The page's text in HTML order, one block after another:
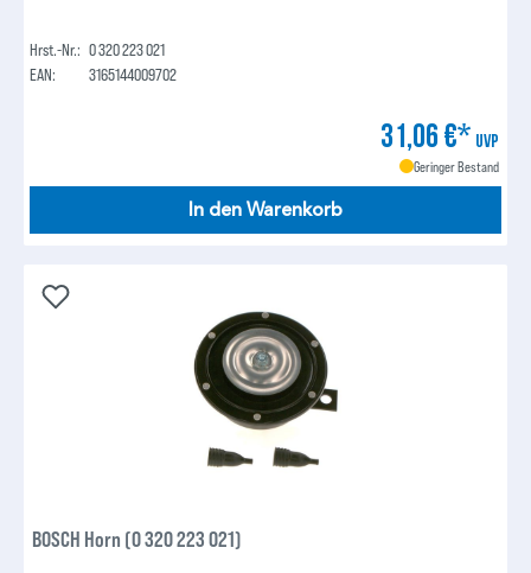
Hrst.-Nr.: 0 320 223 021
EAN:
3165144009702
31,06 €* UVP
Geringer Bestand
In den Warenkorb
BOSCH Horn (0 320 223 021)